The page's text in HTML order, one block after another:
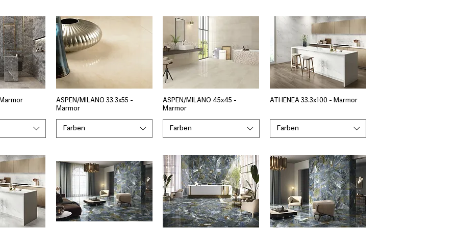
ASPEN/MILANO 33.3x55 -
Marmor
Farben
ASPEN/MILANO 45x45 -
Marmor
Farben
ATHENEA 33.3x100 - Marmor
Farben